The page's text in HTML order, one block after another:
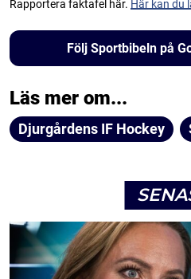
Rapportera faktafel här. Här kan du
Följ Sportbibeln på
Läs mer om...
Djurgårdens IF Hockey